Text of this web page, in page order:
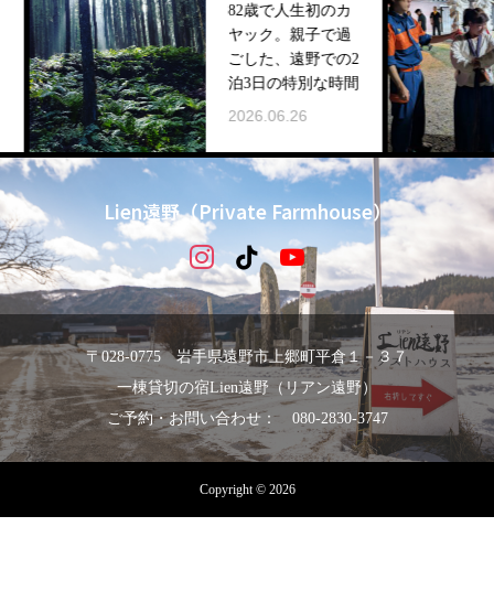
82歳で人生初のカ
ヤック。親子で過
ごした、遠野での2
泊3日の特別な時間
2026.06.26
Lien遠野（Private Farmhouse）
〒028-0775 岩手県遠野市上郷町平倉１－３７
一棟貸切の宿Lien遠野（リアン遠野）
ご予約・お問い合わせ： 080-2830-3747
Copyright © 2026